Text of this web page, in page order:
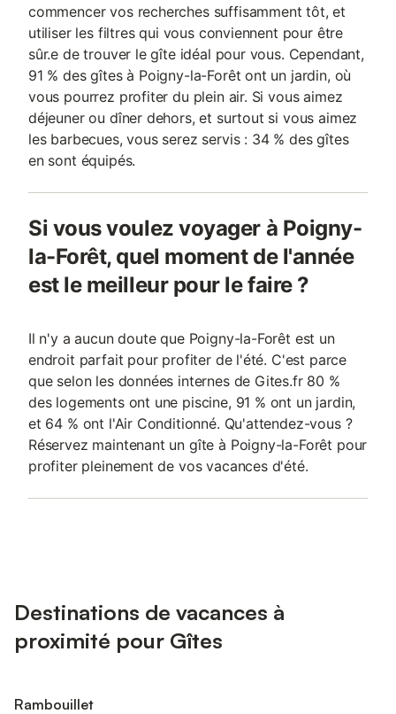
commencer vos recherches suffisamment tôt, et
utiliser les filtres qui vous conviennent pour être
sûr.e de trouver le gîte idéal pour vous. Cependant,
91 % des gîtes à Poigny-la-Forêt ont un jardin, où
vous pourrez profiter du plein air. Si vous aimez
déjeuner ou dîner dehors, et surtout si vous aimez
les barbecues, vous serez servis : 34 % des gîtes
en sont équipés.
Si vous voulez voyager à Poigny-
la-Forêt, quel moment de l'année
est le meilleur pour le faire ?
Il n'y a aucun doute que Poigny-la-Forêt est un
endroit parfait pour profiter de l'été. C'est parce
que selon les données internes de Gites.fr 80 %
des logements ont une piscine, 91 % ont un jardin,
et 64 % ont l'Air Conditionné. Qu'attendez-vous ?
Réservez maintenant un gîte à Poigny-la-Forêt pour
profiter pleinement de vos vacances d'été.
Destinations de vacances à
proximité pour Gîtes
Rambouillet